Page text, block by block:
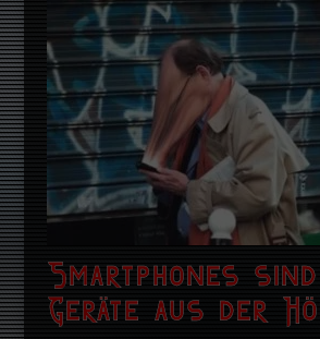
Smartphones
Geräte aus der